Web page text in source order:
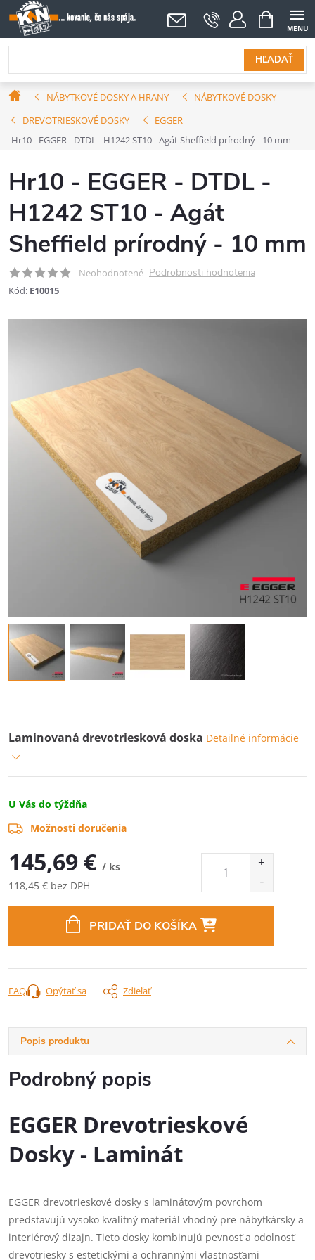
Prejsť
na
obsah
HĽADAŤ
NÁKUPNÝ
KOŠÍK
DomovNÁBYTKOVÉ DOSKY A HRANY
NÁBYTKOVÉ DOSKY
DREVOTRIESKOVÉ DOSKY
EGGER
Hr10 - EGGER - DTDL - H1242 ST10 - Agát Sheffield prírodný - 10 mm
Hr10 - EGGER - DTDL -
H1242 ST10 - Agát
Sheffield prírodný - 10 mm
Neohodnotené Podrobnosti hodnotenia
Kód: E10015
Laminovaná drevotriesková doska Detailné informácie
U Vás do týždňa
Možnosti doručenia
145,69 € / ks
118,45 € bez DPH
PRIDAŤ DO KOŠÍKA
Opýtať sa Zdieľať
FAQ
Popis produktu
Podrobný popis
EGGER Drevotrieskové
Dosky - Laminát
EGGER drevotrieskové dosky s laminátovým povrchom
predstavujú vysoko kvalitný materiál vhodný pre nábytkársky a
interiérový dizajn. Tieto dosky kombinujú pevnosť a odolnosť
drevotriesky s estetickými a ochrannými vlastnosťami